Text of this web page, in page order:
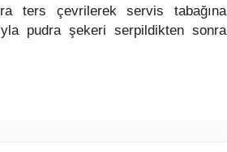
ters çevrilerek servis tabağına
pudra şekeri serpildikten sonra